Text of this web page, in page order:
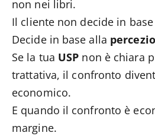
non nei libri.
Il cliente non decide in
Decide in base alla
Se la tua USP non è chiara
trattativa, il confronto
economico.
E quando il confronto è
margine.